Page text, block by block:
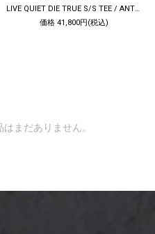
LIVE QUIET DIE TRUE S/S TEE / ANTIQUE WHITE
価格 41,800円(税込)
まだありません。